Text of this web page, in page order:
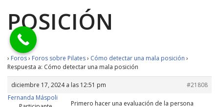
POSICIÓN
› Foros› Foros sobre Pilates› Cómo detectar una mala posición ›
Respuesta a: Cómo detectar una mala posición
diciembre 17, 2024 a las 12:51 pm
#21808
Fernanda Máspoli
Primero hacer una evaluación de la persona